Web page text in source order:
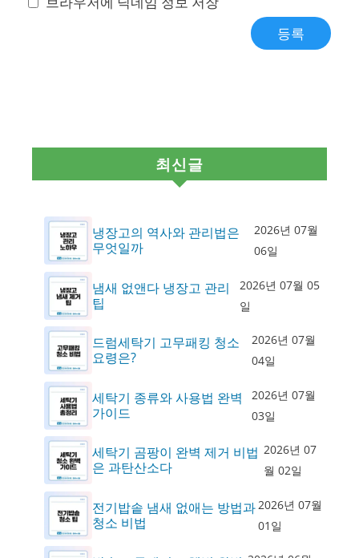
최신글
냉장고의 역사와 관리법은
무엇일까
2026년 07월
06일
냄새 없앤다 냉장고 관리
팁
2026년 07월 05
일
드럼세탁기 고무패킹 청소
요령은?
2026년 07월
04일
세탁기 종류와 사용법 완벽
가이드
2026년 07월
03일
세탁기 곰팡이 완벽 제거 비법
은 과탄산소다
2026년 07
월 02일
전기밥솥 냄새 없애는 방법과
청소 비법
2026년 07월
01일